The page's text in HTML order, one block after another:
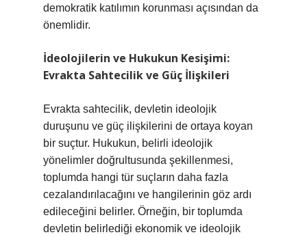
demokratik katılımın korunması açısından da
önemlidir.
İdeolojilerin ve Hukukun Kesişimi:
Evrakta Sahtecilik ve Güç İlişkileri
Evrakta sahtecilik, devletin ideolojik
duruşunu ve güç ilişkilerini de ortaya koyan
bir suçtur. Hukukun, belirli ideolojik
yönelimler doğrultusunda şekillenmesi,
toplumda hangi tür suçların daha fazla
cezalandırılacağını ve hangilerinin göz ardı
edileceğini belirler. Örneğin, bir toplumda
devletin belirlediği ekonomik ve ideolojik